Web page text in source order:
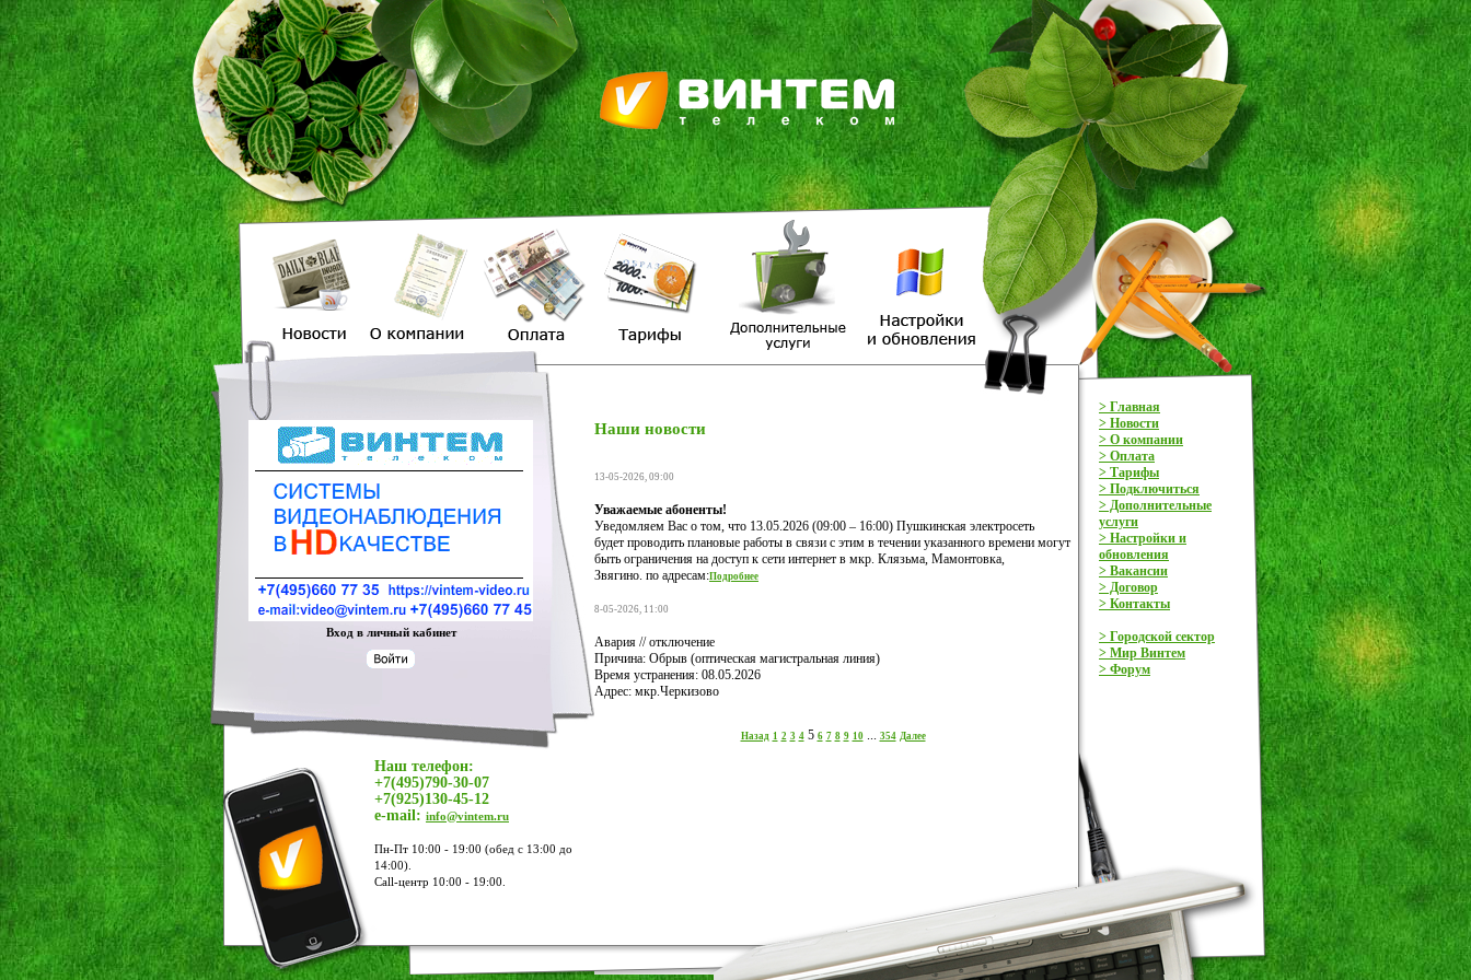
Вход в личный кабинет
Наш телефон:
+7(495)790-30-07
+7(925)130-45-12
e-mail: info@vintem.ru
Пн-Пт 10:00 - 19:00 (обед с 13:00 до
14:00).
Call-центр 10:00 - 19:00.
Наши новости
13-05-2026, 09:00
Уважаемые абоненты!
Уведомляем Вас о том, что 13.05.2026 (09:00 – 16:00) Пушкинская электросеть
будет проводить плановые работы в связи с этим в течении указанного времени могут
быть ограничения на доступ к сети интернет в мкр. Клязьма, Мамонтовка,
Звягино. по адресам:Подробнее
8-05-2026, 11:00
Авария // отключение
Причина: Обрыв (оптическая магистральная линия)
Время устранения: 08.05.2026
Адрес: мкр.Черкизово
Назад 1 2 3 4 5 6 7 8 9 10 ... 354 Далее
> Главная
> Новости
> О компании
> Оплата
> Тарифы
> Подключиться
> Дополнительные
услуги
> Настройки и
обновления
> Вакансии
> Договор
> Контакты
> Городской сектор
> Мир Винтем
> Форум